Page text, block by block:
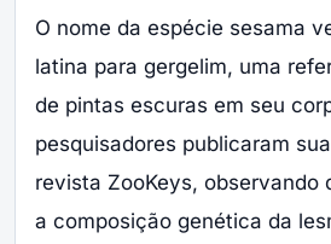
O nome da espécie sesama
latina para gergelim, uma
de pintas escuras em seu
pesquisadores publicaram
revista ZooKeys, observando
a composição genética da